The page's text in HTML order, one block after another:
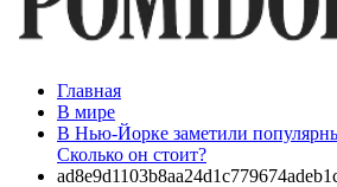
Главная
В мире
В Нью-Йорке заметили
Сколько он стоит?